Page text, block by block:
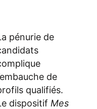
pénurie de
de
qualifiés.
dispositif Mes